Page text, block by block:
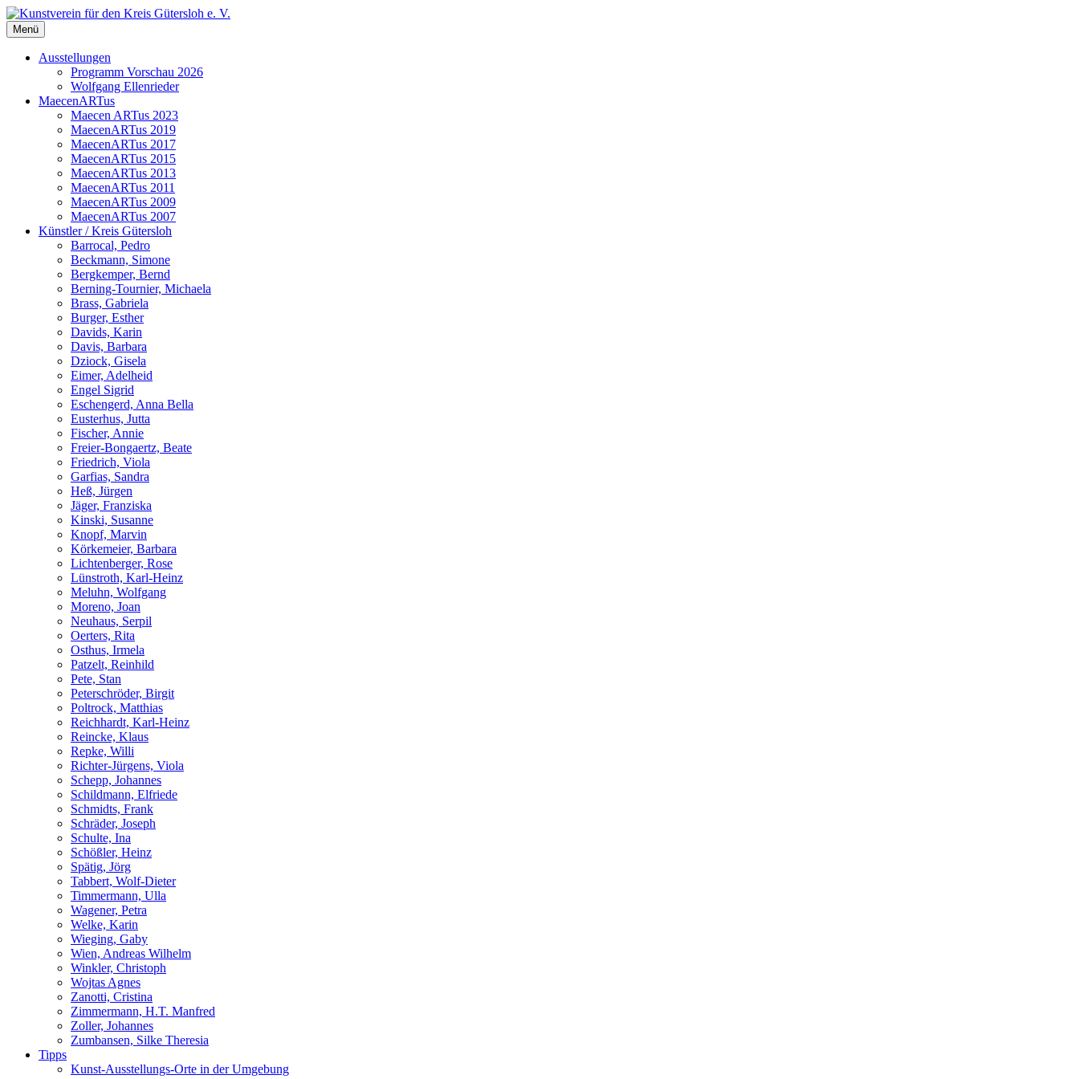
Zum
Inhalt
springen
Kunstverein für den Kreis Gütersloh e. V.
Menü
Ausstellungen
Programm Vorschau 2026
Wolfgang Ellenrieder
MaecenARTus
Maecen ARTus 2023
MaecenARTus 2019
MaecenARTus 2017
MaecenARTus 2015
MaecenARTus 2013
MaecenARTus 2011
MaecenARTus 2009
MaecenARTus 2007
Künstler / Kreis Gütersloh
Barrocal, Pedro
Beckmann, Simone
Bergkemper, Bernd
Berning-Tournier, Michaela
Brass, Gabriela
Burger, Esther
Davids, Karin
Davis, Barbara
Dziock, Gisela
Eimer, Adelheid
Engel Sigrid
Eschengerd, Anna Bella
Eusterhus, Jutta
Fischer, Annie
Freier-Bongaertz, Beate
Friedrich, Viola
Garfias, Sandra
Heß, Jürgen
Jäger, Franziska
Kinski, Susanne
Knopf, Marvin
Körkemeier, Barbara
Lichtenberger, Rose
Lünstroth, Karl-Heinz
Meluhn, Wolfgang
Moreno, Joan
Neuhaus, Serpil
Oerters, Rita
Osthus, Irmela
Patzelt, Reinhild
Pete, Stan
Peterschröder, Birgit
Poltrock, Matthias
Reichhardt, Karl-Heinz
Reincke, Klaus
Repke, Willi
Richter-Jürgens, Viola
Schepp, Johannes
Schildmann, Elfriede
Schmidts, Frank
Schräder, Joseph
Schulte, Ina
Schößler, Heinz
Spätig, Jörg
Tabbert, Wolf-Dieter
Timmermann, Ulla
Wagener, Petra
Welke, Karin
Wieging, Gaby
Wien, Andreas Wilhelm
Winkler, Christoph
Wojtas Agnes
Zanotti, Cristina
Zimmermann, H.T. Manfred
Zoller, Johannes
Zumbansen, Silke Theresia
Tipps
Kunst-Ausstellungs-Orte in der Umgebung